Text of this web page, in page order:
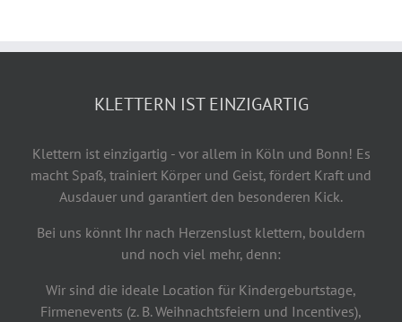
KLETTERN IST EINZIGARTIG
Klettern ist einzigartig - vor allem in Köln und Bonn! Es
macht Spaß, trainiert Körper und Geist, fördert Kraft und
Ausdauer und garantiert den besonderen Kick.
Bei uns könnt Ihr nach Herzenslust klettern, bouldern
und noch viel mehr, denn:
Wir sind die ideale Location für Kindergeburtstage,
Firmenevents (z. B. Weihnachtsfeiern und Incentives),